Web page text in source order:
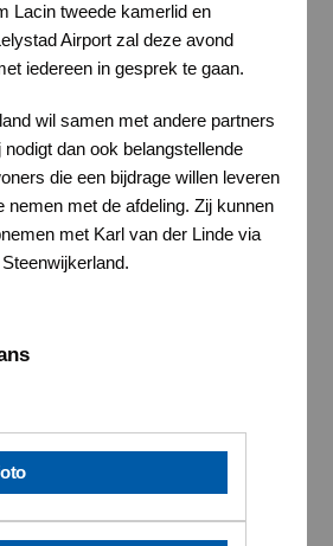
Lacin tweede kamerlid en
Airport zal deze avond
iedereen in gesprek te gaan.
wil samen met andere partners
dan ook belangstellende
die een bijdrage willen leveren
nemen met de afdeling. Zij kunnen
met Karl van der Linde via